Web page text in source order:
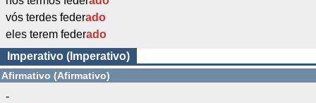
vós terdes federado
eles terem federado
Imperativo (Imperativo)
Afirmativo (Afirmativo)
-